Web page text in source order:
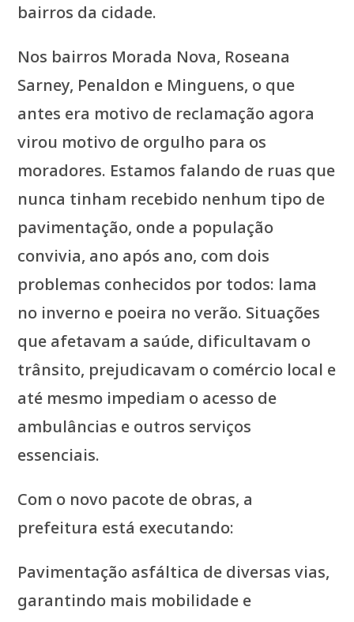
bairros da cidade.
Nos bairros Morada Nova, Roseana
Sarney, Penaldon e Minguens, o que
antes era motivo de reclamação agora
virou motivo de orgulho para os
moradores. Estamos falando de ruas que
nunca tinham recebido nenhum tipo de
pavimentação, onde a população
convivia, ano após ano, com dois
problemas conhecidos por todos: lama
no inverno e poeira no verão. Situações
que afetavam a saúde, dificultavam o
trânsito, prejudicavam o comércio local e
até mesmo impediam o acesso de
ambulâncias e outros serviços
essenciais.
Com o novo pacote de obras, a
prefeitura está executando:
Pavimentação asfáltica de diversas vias,
garantindo mais mobilidade e